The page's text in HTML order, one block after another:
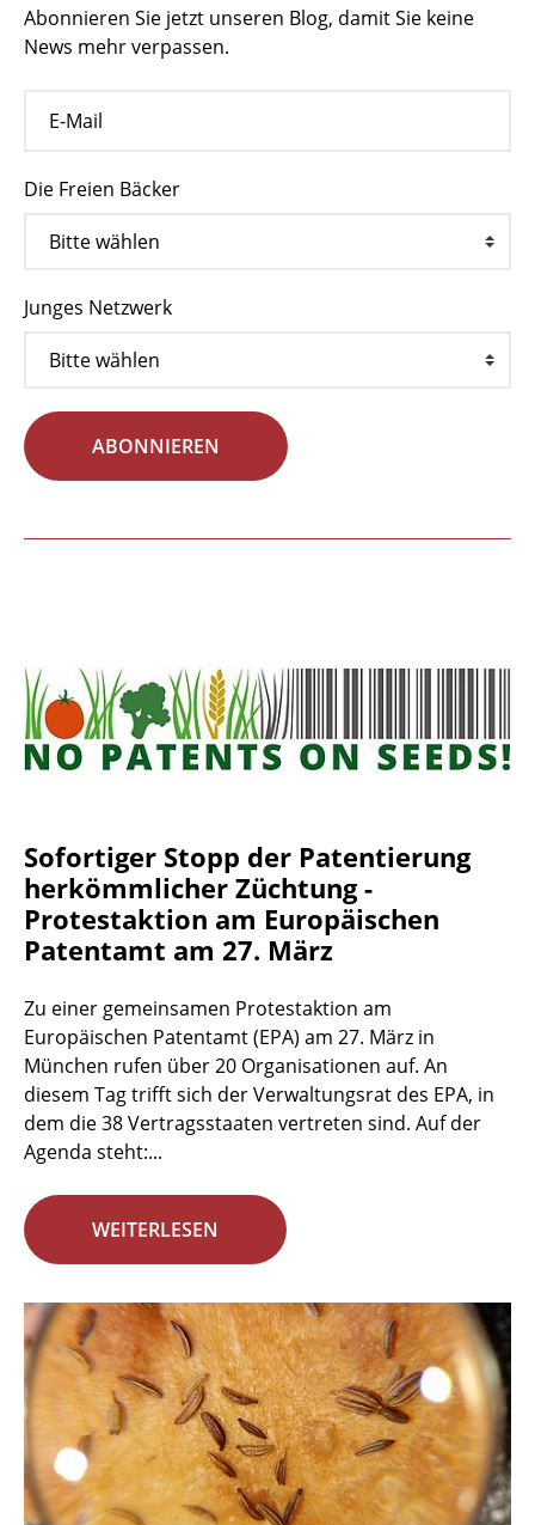
Abonnieren Sie jetzt unseren Blog, damit Sie keine
News mehr verpassen.
Die Freien Bäcker
Junges Netzwerk
ABONNIEREN
Sofortiger Stopp der Patentierung
herkömmlicher Züchtung -
Protestaktion am Europäischen
Patentamt am 27. März
Zu einer gemeinsamen Protestaktion am
Europäischen Patentamt (EPA) am 27. März in
München rufen über 20 Organisationen auf. An
diesem Tag trifft sich der Verwaltungsrat des EPA, in
dem die 38 Vertragsstaaten vertreten sind. Auf der
Agenda steht:...
WEITERLESEN